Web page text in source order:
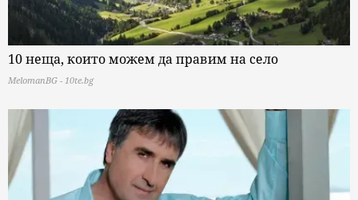
10 неща, които можем да правим на село
MelomanBG - 10te.bg